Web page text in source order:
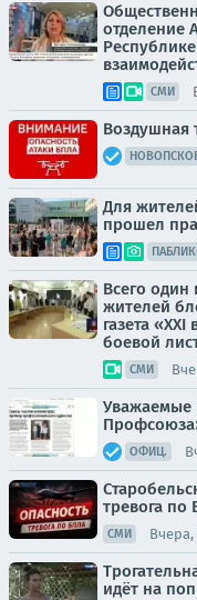
отделение
СМИ
Воздушная
Для
прошел
Всего
жителей
газета
боевой
СМИ
Уважаемые
ОФИЦ.
тревога по
СМИ Вчера,
идёт на